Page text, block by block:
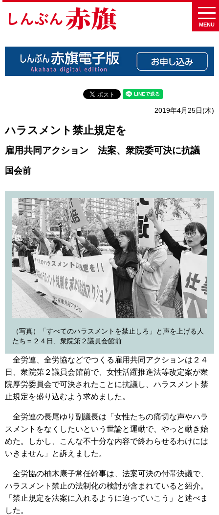
MENU
2019年4月25日(木)
ハラスメント禁止規定を
雇用共同アクション 法案、衆院委可決に抗議
国会前
（写真）「すべてのハラスメントを禁止しろ」と声を上げる人
たち＝２４日、衆院第２議員会館前
全労連、全労協などでつくる雇用共同アクションは２４
日、衆院第２議員会館前で、女性活躍推進法等改定案が衆
院厚労委員会で可決されたことに抗議し、ハラスメント禁
止規定を盛り込むよう求めました。
全労連の長尾ゆり副議長は「女性たちの痛切な声やハラ
スメントをなくしたいという世論と運動で、やっと動き始
めた。しかし、こんな不十分な内容で終わらせるわけには
いきません」と訴えました。
全労協の柚木康子常任幹事は、法案可決の付帯決議で、
ハラスメント禁止の法制化の検討が含まれていると紹介。
「禁止規定を法案に入れるように迫っていこう」と述べま
した。